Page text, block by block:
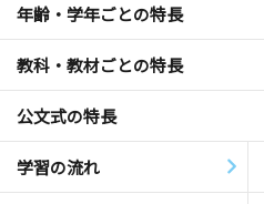
年齢・学年ごとの特長
教科・教材ごとの特長
公文式の特長
学習の流れ